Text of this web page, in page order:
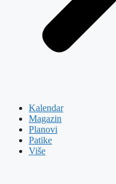
Kalendar
Magazin
Planovi
Patike
Više